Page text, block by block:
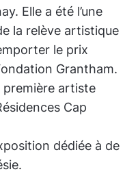
Elle a été l’une
la relève artistique
le prix
Grantham.
première artiste
Cap
dédiée à de